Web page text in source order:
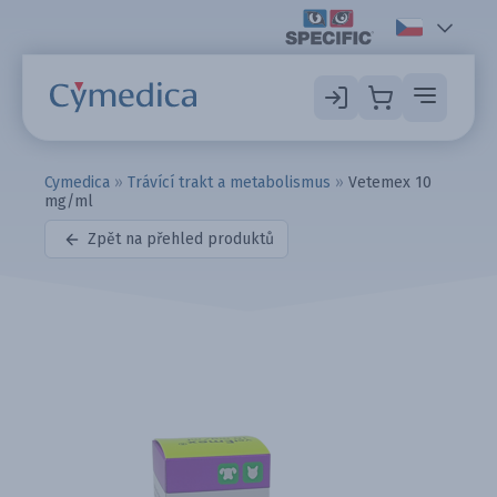
Cymedica » Trávící trakt a metabolismus » Vetemex 10
mg/ml
Zpět na přehled produktů